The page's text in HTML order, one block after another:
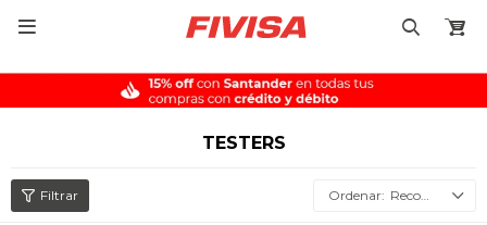

TESTERS
Recomendados